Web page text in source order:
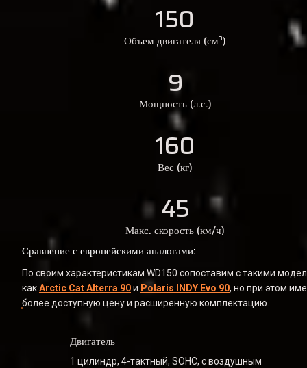
150
Объем двигателя (см³)
9
Мощность (л.с.)
160
Вес (кг)
45
Макс. скорость (км/ч)
Сравнение с европейскими аналогами:
По своим характеристикам WD150 сопоставим с такими
как Arctic Cat Alterra 90 и Polaris INDY Evo 90, но при этом
более доступную цену и расширенную комплектацию.
Двигатель
1 цилиндр, 4-тактный, SOHC, с воздушным